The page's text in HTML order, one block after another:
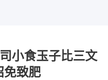
小食玉子比三文
免致肥